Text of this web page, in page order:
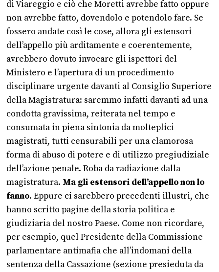
di Viareggio e ciò che Moretti avrebbe fatto oppure
non avrebbe fatto, dovendolo e potendolo fare. Se
fossero andate così le cose, allora gli estensori
dell’appello più arditamente e coerentemente,
avrebbero dovuto invocare gli ispettori del
Ministero e l’apertura di un procedimento
disciplinare urgente davanti al Consiglio Superiore
della Magistratura: saremmo infatti davanti ad una
condotta gravissima, reiterata nel tempo e
consumata in piena sintonia da molteplici
magistrati, tutti censurabili per una clamorosa
forma di abuso di potere e di utilizzo pregiudiziale
dell’azione penale. Roba da radiazione dalla
magistratura. Ma gli estensori dell’appello non lo
fanno. Eppure ci sarebbero precedenti illustri, che
hanno scritto pagine della storia politica e
giudiziaria del nostro Paese. Come non ricordare,
per esempio, quel Presidente della Commissione
parlamentare antimafia che all’indomani della
sentenza della Cassazione (sezione presieduta da